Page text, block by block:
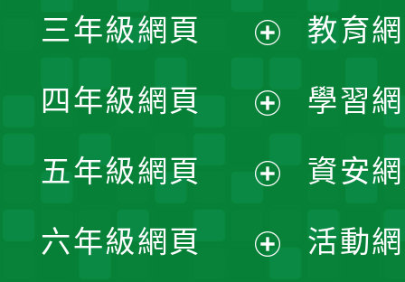
選
單
開
選
單
三年級網頁
開
選
單
四年級網頁
開
選
五年級網頁
開
六年級網頁
教育
學習
資安
活動